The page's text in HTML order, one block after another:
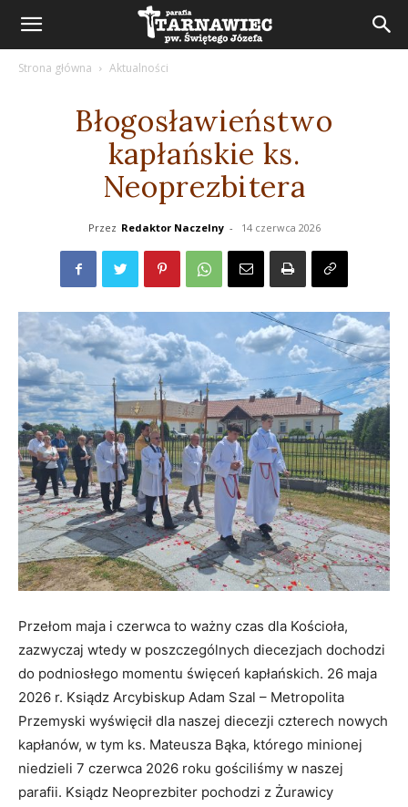
Strona główna Aktualności
Błogosławieństwo
kapłańskie ks.
Neoprezbitera
Przez Redaktor Naczelny - 14 czerwca 2026
Przełom maja i czerwca to ważny czas dla Kościoła,
zazwyczaj wtedy w poszczególnych diecezjach dochodzi
do podniosłego momentu święceń kapłańskich. 26 maja
2026 r. Ksiądz Arcybiskup Adam Szal – Metropolita
Przemyski wyświęcił dla naszej diecezji czterech nowych
kapłanów, w tym ks. Mateusza Bąka, którego minionej
niedzieli 7 czerwca 2026 roku gościliśmy w naszej
parafii. Ksiądz Neoprezbiter pochodzi z Żurawicy